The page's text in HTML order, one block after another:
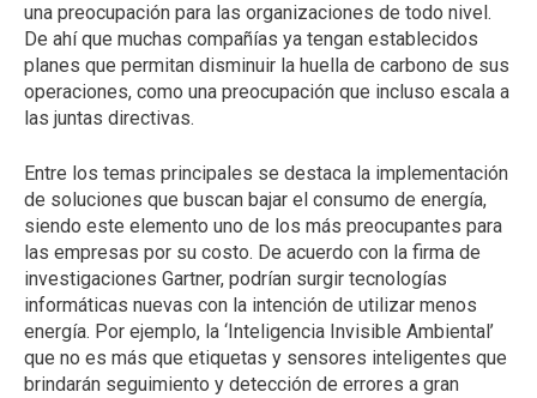
una preocupación para las organizaciones de todo nivel.
De ahí que muchas compañías ya tengan establecidos
planes que permitan disminuir la huella de carbono de sus
operaciones, como una preocupación que incluso escala a
las juntas directivas.
Entre los temas principales se destaca la implementación
de soluciones que buscan bajar el consumo de energía,
siendo este elemento uno de los más preocupantes para
las empresas por su costo. De acuerdo con la firma de
investigaciones Gartner, podrían surgir tecnologías
informáticas nuevas con la intención de utilizar menos
energía. Por ejemplo, la ‘Inteligencia Invisible Ambiental’
que no es más que etiquetas y sensores inteligentes que
brindarán seguimiento y detección de errores a gran